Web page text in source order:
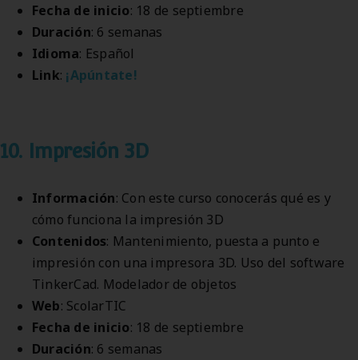
Fecha de inicio: 18 de septiembre
Duración: 6 semanas
Idioma: Español
Link: ¡Apúntate!
10. Impresión 3D
Información: Con este curso conocerás qué es y
cómo funciona la impresión 3D
Contenidos: Mantenimiento, puesta a punto e
impresión con una impresora 3D. Uso del software
TinkerCad. Modelador de objetos
Web: ScolarTIC
Fecha de inicio: 18 de septiembre
Duración: 6 semanas